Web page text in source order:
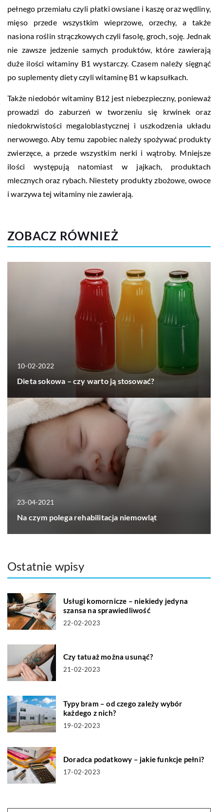
pełnego przemiału czyli płatki owsiane i kaszę oraz wędliny,
mięso przede wszystkim wieprzowe, orzechy, a także
nasiona roślin strączkowych czyli fasolę, groch, soję. Jednak
nie zawsze jedzenie samych produktów, które zawierają
duże ilości witaminy B1 wystarczy. Czasem należy sięgnąć
po suplementy diety czyli witaminę B1 w kapsułkach.
Także niedobór witaminy B12 jest niebezpieczny, ponieważ
prowadzi do zaburzeń w tworzeniu się krwinek oraz
niedokrwistości megaloblastycznej i uszkodzenia układu
nerwowego. Aby temu zapobiec należy spożywać produkty
zwierzęce, a przede wszystkim nerki i wątroby. Mniejsze
ilości występują natomiast w jajkach, produktach
mlecznych oraz rybach. Niestety produkty zbożowe, owoce
i warzywa tej witaminy nie zawierają.
ZOBACZ RÓWNIEŻ
10-02-2022
Dieta sokowa – czy warto ją stosować?
23-04-2021
Na czym polega rehabilitacja niemowląt
Ostatnie wpisy
Usługi komornicze – niekiedy jedyna
szansa na sprawiedliwość
22-02-2023
Czy tatuaż można usunąć?
21-02-2023
Typy bram – od czego zależy wybór
każdego z nich?
19-02-2023
Doradca podatkowy – jakie funkcje pełni?
17-02-2023